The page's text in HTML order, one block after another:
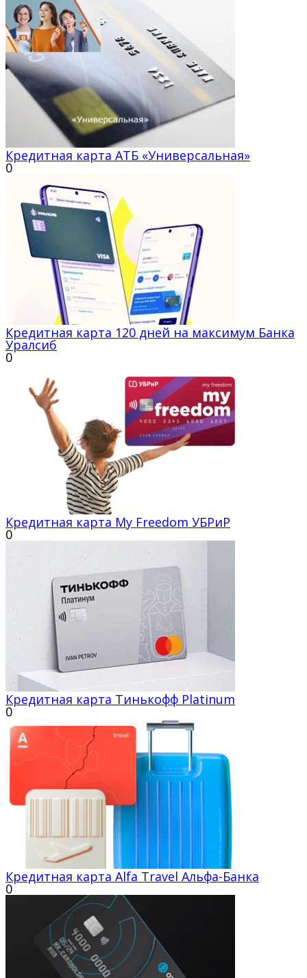
Кредитная карта АТБ «Универсальная»
0
Кредитная карта 120 дней на максимум Банка
Уралсиб
0
Кредитная карта My Freedom УБРиР
0
Кредитная карта Тинькофф Platinum
0
Кредитная карта Alfa Travel Альфа-Банка
0